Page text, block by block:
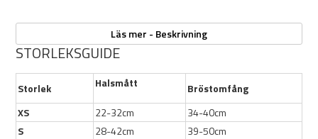
Egenskaper:
Tunn och smidig
Hindrar inte hundens naturliga rörelsemönster
Reflexdelar i sömmar och tryck
Ökar säkerheten
Läs mer - Beskrivning
STORLEKSGUIDE
Storlek Halsmått
Bröstomfång
XS
22-32cm
34-40cm
S
28-42cm
39-50cm